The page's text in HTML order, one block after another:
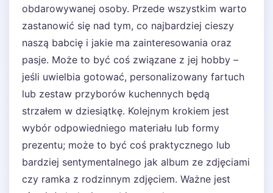
obdarowywanej osoby. Przede wszystkim warto
zastanowić się nad tym, co najbardziej cieszy
naszą babcię i jakie ma zainteresowania oraz
pasje. Może to być coś związane z jej hobby –
jeśli uwielbia gotować, personalizowany fartuch
lub zestaw przyborów kuchennych będą
strzałem w dziesiątkę. Kolejnym krokiem jest
wybór odpowiedniego materiału lub formy
prezentu; może to być coś praktycznego lub
bardziej sentymentalnego jak album ze zdjęciami
czy ramka z rodzinnym zdjęciem. Ważne jest